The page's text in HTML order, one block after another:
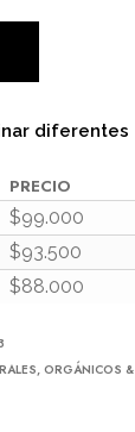
diferentes
PRECIO
$99.000
$93.500
$88.000
ORGÁNICOS &